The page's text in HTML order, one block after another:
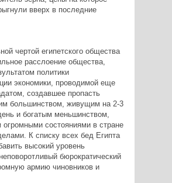
вверх в последние
чертой египетского общества
расслоение общества,
политики
экономики, проводимой еще
создавшее пропасть
большинством, живущим на 2-3
и богатым меньшинством,
состояниями в стране
К списку всех бед Египта
высокий уровень
бюрократический
армию чиновников и